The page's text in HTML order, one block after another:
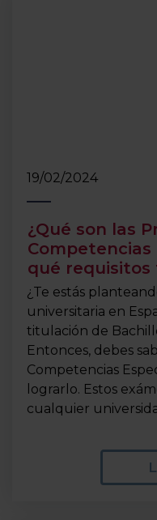
19/02/2024
¿Qué son las
Competencias
qué requisitos
¿Te estás
universitaria en
titulación de
Entonces, debes
Competencias
lograrlo. Estos
cualquier